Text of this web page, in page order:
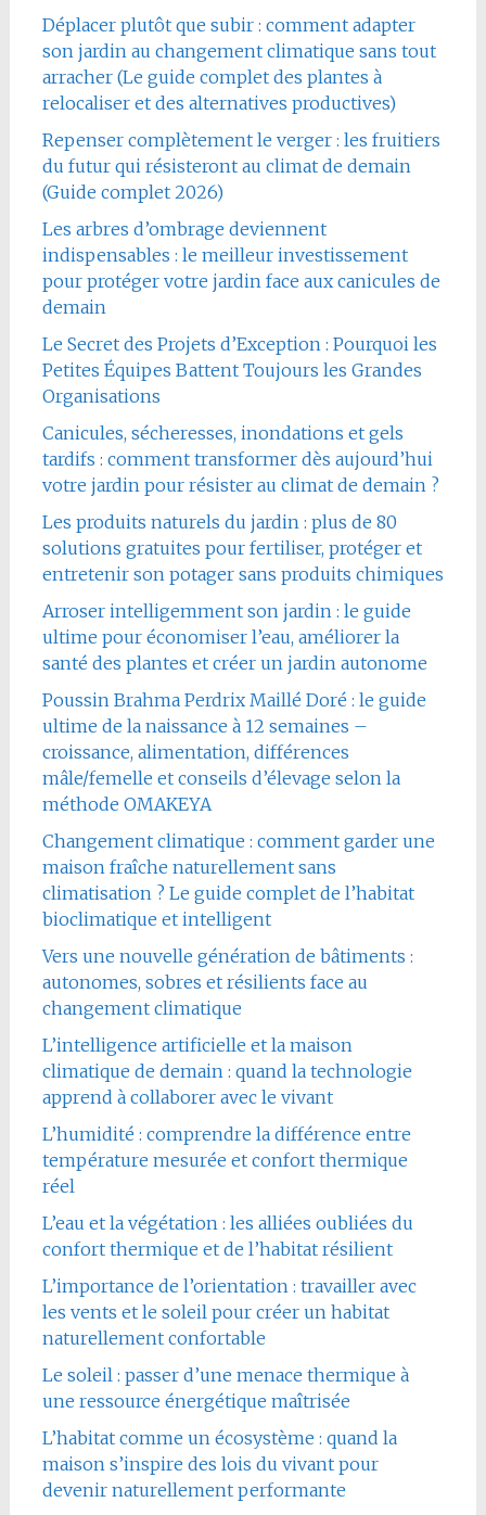
Déplacer plutôt que subir : comment adapter
son jardin au changement climatique sans tout
arracher (Le guide complet des plantes à
relocaliser et des alternatives productives)
Repenser complètement le verger : les fruitiers
du futur qui résisteront au climat de demain
(Guide complet 2026)
Les arbres d’ombrage deviennent
indispensables : le meilleur investissement
pour protéger votre jardin face aux canicules de
demain
Le Secret des Projets d’Exception : Pourquoi les
Petites Équipes Battent Toujours les Grandes
Organisations
Canicules, sécheresses, inondations et gels
tardifs : comment transformer dès aujourd’hui
votre jardin pour résister au climat de demain ?
Les produits naturels du jardin : plus de 80
solutions gratuites pour fertiliser, protéger et
entretenir son potager sans produits chimiques
Arroser intelligemment son jardin : le guide
ultime pour économiser l’eau, améliorer la
santé des plantes et créer un jardin autonome
Poussin Brahma Perdrix Maillé Doré : le guide
ultime de la naissance à 12 semaines –
croissance, alimentation, différences
mâle/femelle et conseils d’élevage selon la
méthode OMAKEYA
Changement climatique : comment garder une
maison fraîche naturellement sans
climatisation ? Le guide complet de l’habitat
bioclimatique et intelligent
Vers une nouvelle génération de bâtiments :
autonomes, sobres et résilients face au
changement climatique
L’intelligence artificielle et la maison
climatique de demain : quand la technologie
apprend à collaborer avec le vivant
L’humidité : comprendre la différence entre
température mesurée et confort thermique
réel
L’eau et la végétation : les alliées oubliées du
confort thermique et de l’habitat résilient
L’importance de l’orientation : travailler avec
les vents et le soleil pour créer un habitat
naturellement confortable
Le soleil : passer d’une menace thermique à
une ressource énergétique maîtrisée
L’habitat comme un écosystème : quand la
maison s’inspire des lois du vivant pour
devenir naturellement performante